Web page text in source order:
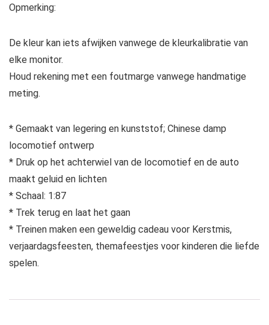
Opmerking:
De kleur kan iets afwijken vanwege de kleurkalibratie van
elke monitor.
Houd rekening met een foutmarge vanwege handmatige
meting.
* Gemaakt van legering en kunststof; Chinese damp
locomotief ontwerp
* Druk op het achterwiel van de locomotief en de auto
maakt geluid en lichten
* Schaal: 1:87
* Trek terug en laat het gaan
* Treinen maken een geweldig cadeau voor Kerstmis,
verjaardagsfeesten, themafeestjes voor kinderen die liefde
spelen.